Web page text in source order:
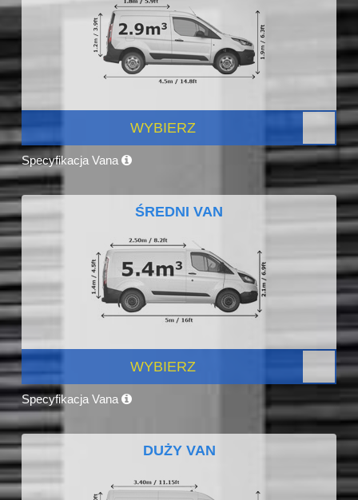
WYBIERZ
Specyfikacja Vana
ŚREDNI VAN
WYBIERZ
Specyfikacja Vana
DUŻY VAN